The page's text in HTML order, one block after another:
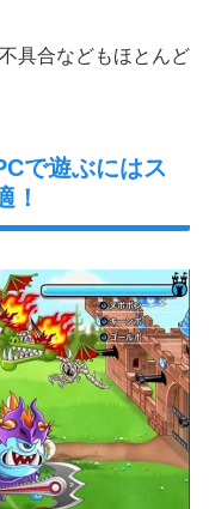
具合などもほとんど
で遊ぶにはス
！